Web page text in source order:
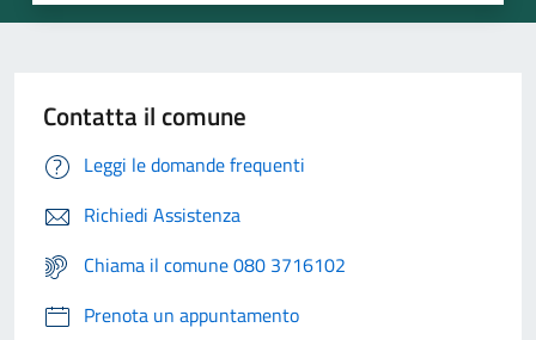
Contatta il comune
Leggi le domande frequenti
Richiedi Assistenza
Chiama il comune 080 3716102
Prenota un appuntamento